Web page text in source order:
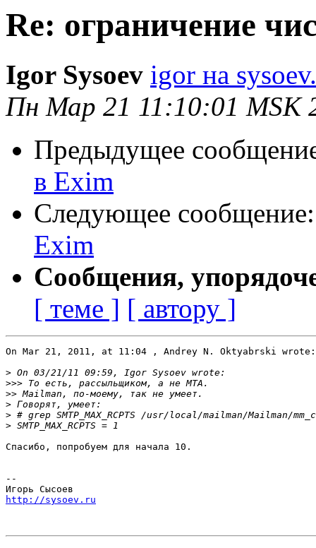
Re: ограничение
Igor Sysoev igor на
Пн Мар 21 11:10:01 MSK
Предыдущее
в Exim
Следующее
Exim
Сообщения,
[ теме ] [ автору ]
On Mar 21, 2011, at 11:04 , Andrey N. Oktyabrski wrote:
>
>>>
>>
>
>
>
Спасибо, попробуем для начала 10.
--
http://sysoev.ru